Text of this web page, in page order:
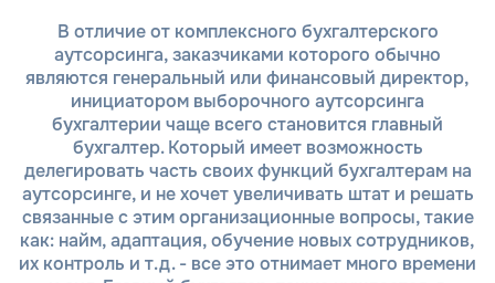
предоставить для проведения аудита. Это
могут быть отчетность, налоговые
декларации, данные о расчетах и другие
важные документы.
Проведение экспресс-аудита. Наши
эксперты начинают проверку
предоставленных данных: анализируют
бухгалтерский учет, налоговую отчетность,
выявляют возможные ошибки,
несоответствия и риски. Весь процесс
можно отслеживать онлайн, что позволяет
В отличие от комплексного бухгалтерского
аутсорсинга, заказчиками которого обычно
являются генеральный или финансовый директор,
инициатором выборочного аутсорсинга
бухгалтерии чаще всего становится главный
бухгалтер. Который имеет возможность
делегировать часть своих функций бухгалтерам на
аутсорсинге, и не хочет увеличивать штат и решать
связанные с этим организационные вопросы, такие
как: найм, адаптация, обучение новых сотрудников,
их контроль и т.д. - все это отнимает много времени